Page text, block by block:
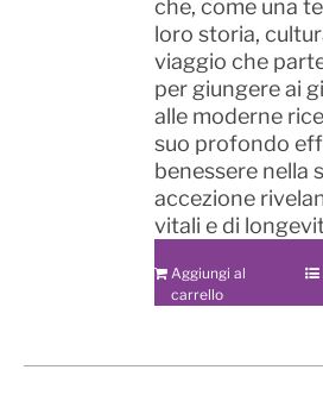
che, come una
loro storia,
viaggio che
per giungere ai
alle moderne
suo profondo
benessere nella
accezione
vitali e di
Aggiungi al
carrello